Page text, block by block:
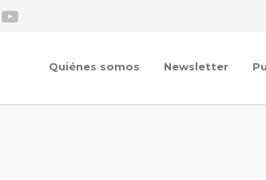
Quiénes somos Newsletter